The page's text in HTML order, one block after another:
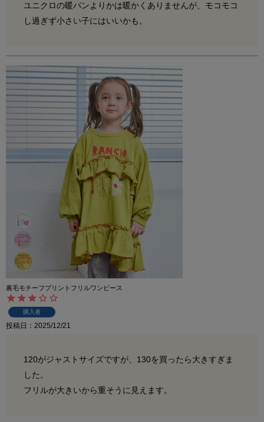
ユニクロの暖パンよりかは暖かくありませんが、モコモコ
し過ぎず小さい子にはいいかも。
裏毛モチーフプリントフリルワンピース
購入者
投稿日 2025/12/21
120がジャストサイズですが、130を買ったら大きすぎま
した。
フリルが大きいから重そうに見えます。